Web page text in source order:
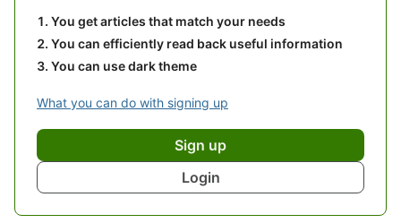
You get articles that match your needs
You can efficiently read back useful information
You can use dark theme
What you can do with signing up
Sign up
Login